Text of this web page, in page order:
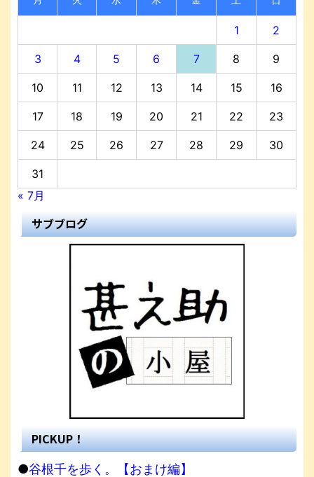
1 2
3 4 5 6 7 8 9
10 11 12 13 14 15 16
17 18 19 20 21 22 23
24 25 26 27 28 29 30
31
« 7月
サブブログ
PICKUP！
●谷根千を歩く。【おまけ編】